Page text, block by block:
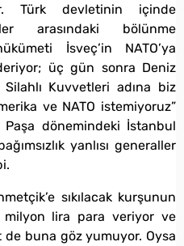
Türk devletinin içinde
arasındaki bölünme
İsveç’in NATO’ya
üç gün sonra Deniz
Kuvvetleri adına biz
ve NATO istemiyoruz”
Paşa dönemindeki İstanbul
yanlısı generaller
sıkılacak kurşunun
milyon lira para veriyor ve
de buna göz yumuyor. Oysa